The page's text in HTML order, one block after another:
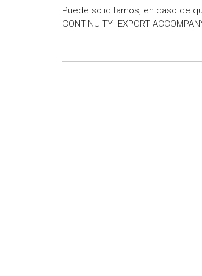
Puede solicitarnos, en caso de
CONTINUITY- EXPORT